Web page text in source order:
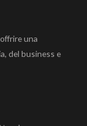
una
del business e